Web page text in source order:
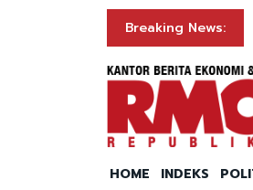
Breaking News:
HOME INDEKS